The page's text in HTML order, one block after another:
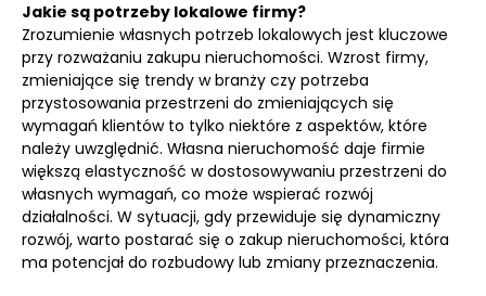
Jakie są potrzeby lokalowe firmy?
Zrozumienie własnych potrzeb lokalowych jest kluczowe
przy rozważaniu zakupu nieruchomości. Wzrost firmy,
zmieniające się trendy w branży czy potrzeba
przystosowania przestrzeni do zmieniających się
wymagań klientów to tylko niektóre z aspektów, które
należy uwzględnić. Własna nieruchomość daje firmie
większą elastyczność w dostosowywaniu przestrzeni do
własnych wymagań, co może wspierać rozwój
działalności. W sytuacji, gdy przewiduje się dynamiczny
rozwój, warto postarać się o zakup nieruchomości, która
ma potencjał do rozbudowy lub zmiany przeznaczenia.